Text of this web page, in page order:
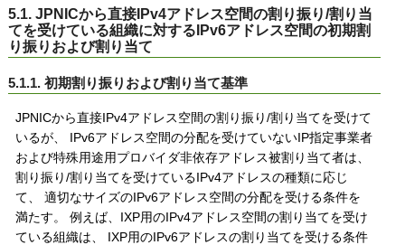
5.1. JPNICから直接IPv4アドレス空間の割り振り/割り当
てを受けている組織に対するIPv6アドレス空間の初期割
り振りおよび割り当て
5.1.1. 初期割り振りおよび割り当て基準
JPNICから直接IPv4アドレス空間の割り振り/割り当てを受けて
いるが、 IPv6アドレス空間の分配を受けていないIP指定事業者
および特殊用途用プロバイダ非依存アドレス被割り当て者は、
割り振り/割り当てを受けているIPv4アドレスの種類に応じ
て、 適切なサイズのIPv6アドレス空間の分配を受ける条件を
満たす。 例えば、IXP用のIPv4アドレス空間の割り当てを受け
ている組織は、 IXP用のIPv6アドレスの割り当てを受ける条件